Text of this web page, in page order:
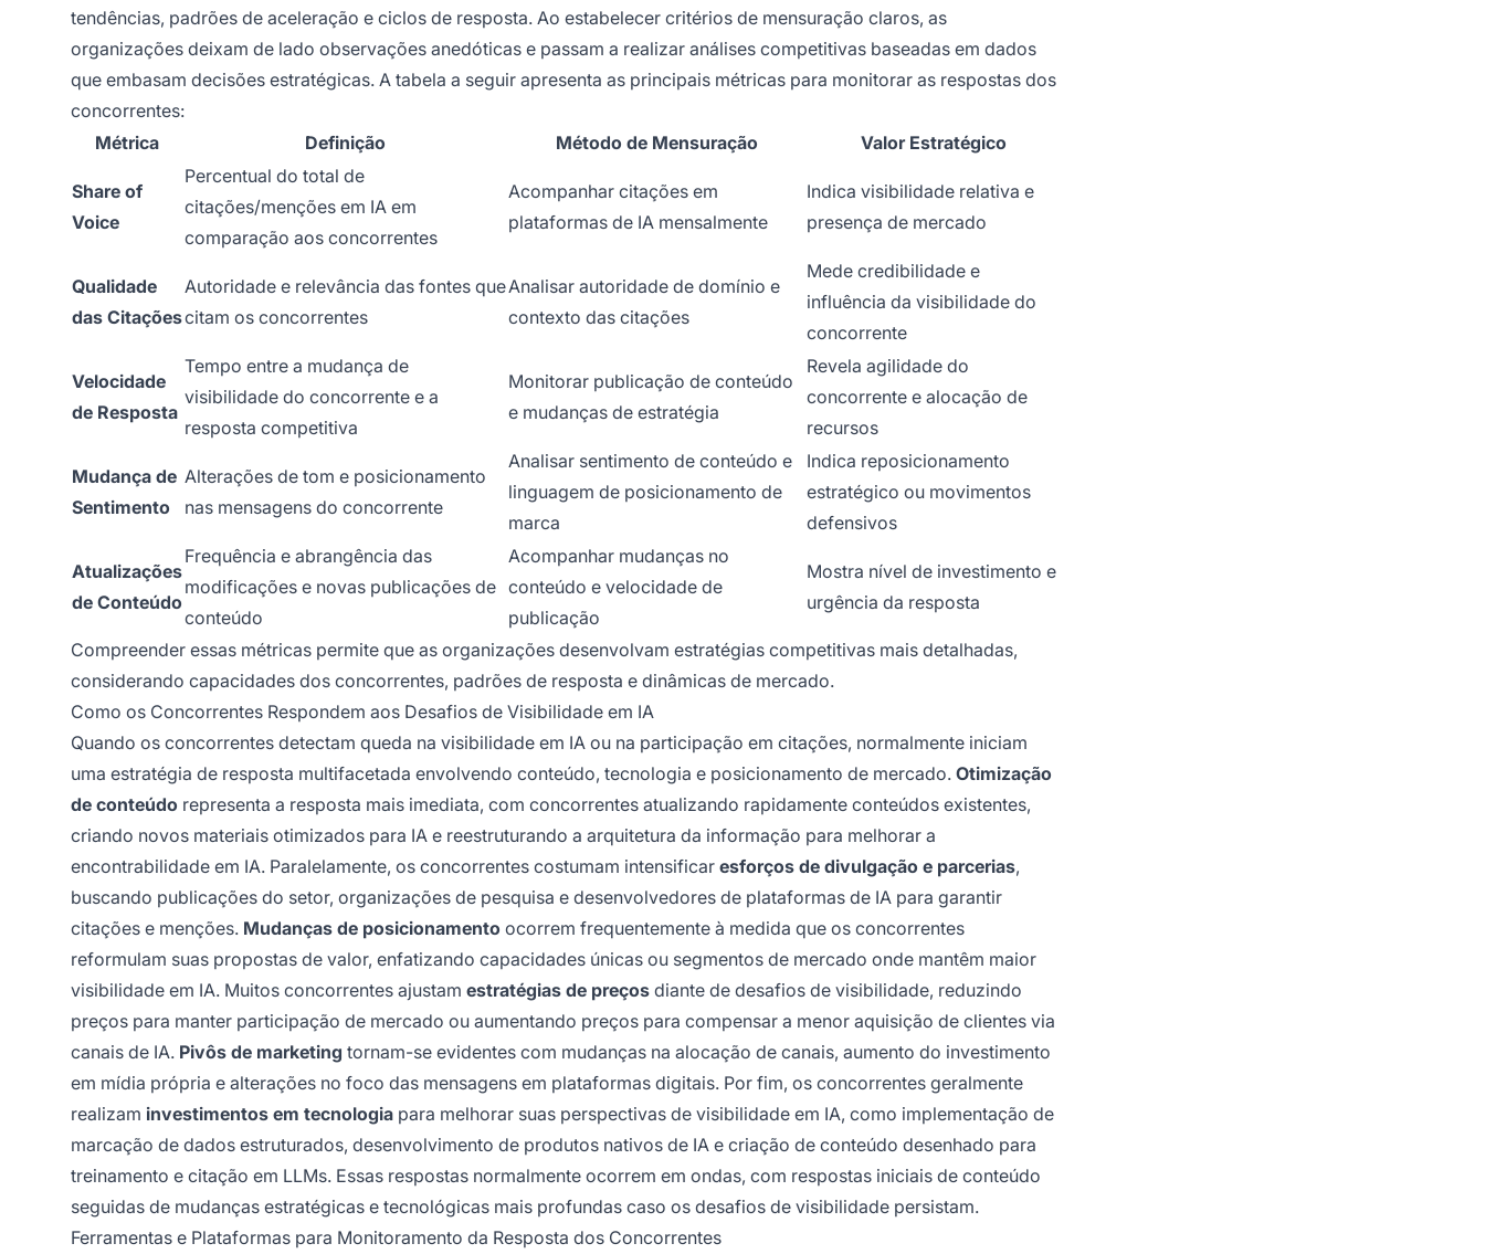
tendências, padrões de aceleração e ciclos de resposta. Ao estabelecer critérios de mensuração claros, as
organizações deixam de lado observações anedóticas e passam a realizar análises competitivas baseadas em dados
que embasam decisões estratégicas. A tabela a seguir apresenta as principais métricas para monitorar as respostas dos
concorrentes:
Métrica
Definição Método de Mensuração Valor Estratégico
Share of
Voice
Percentual do total de
citações/menções em IA em
comparação aos concorrentes
Acompanhar citações em
plataformas de IA mensalmente
Indica visibilidade relativa e
presença de mercado
Qualidade
das Citações
Autoridade e relevância das fontes que
citam os concorrentes
Analisar autoridade de domínio e
contexto das citações
Mede credibilidade e
influência da visibilidade do
concorrente
Velocidade
de Resposta
Tempo entre a mudança de
visibilidade do concorrente e a
resposta competitiva
Monitorar publicação de conteúdo
e mudanças de estratégia
Revela agilidade do
concorrente e alocação de
recursos
Mudança de
Sentimento
Alterações de tom e posicionamento
nas mensagens do concorrente
Analisar sentimento de conteúdo e
linguagem de posicionamento de
marca
Indica reposicionamento
estratégico ou movimentos
defensivos
Atualizações
de Conteúdo
Frequência e abrangência das
modificações e novas publicações de
conteúdo
Acompanhar mudanças no
conteúdo e velocidade de
publicação
Mostra nível de investimento e
urgência da resposta
Compreender essas métricas permite que as organizações desenvolvam estratégias competitivas mais detalhadas,
considerando capacidades dos concorrentes, padrões de resposta e dinâmicas de mercado.
Como os Concorrentes Respondem aos Desafios de Visibilidade em IA
Quando os concorrentes detectam queda na visibilidade em IA ou na participação em citações, normalmente iniciam
uma estratégia de resposta multifacetada envolvendo conteúdo, tecnologia e posicionamento de mercado. Otimização
de conteúdo representa a resposta mais imediata, com concorrentes atualizando rapidamente conteúdos existentes,
criando novos materiais otimizados para IA e reestruturando a arquitetura da informação para melhorar a
encontrabilidade em IA. Paralelamente, os concorrentes costumam intensificar esforços de divulgação e parcerias,
buscando publicações do setor, organizações de pesquisa e desenvolvedores de plataformas de IA para garantir
citações e menções. Mudanças de posicionamento ocorrem frequentemente à medida que os concorrentes
reformulam suas propostas de valor, enfatizando capacidades únicas ou segmentos de mercado onde mantêm maior
visibilidade em IA. Muitos concorrentes ajustam estratégias de preços diante de desafios de visibilidade, reduzindo
preços para manter participação de mercado ou aumentando preços para compensar a menor aquisição de clientes via
canais de IA. Pivôs de marketing tornam-se evidentes com mudanças na alocação de canais, aumento do investimento
em mídia própria e alterações no foco das mensagens em plataformas digitais. Por fim, os concorrentes geralmente
realizam investimentos em tecnologia para melhorar suas perspectivas de visibilidade em IA, como implementação de
marcação de dados estruturados, desenvolvimento de produtos nativos de IA e criação de conteúdo desenhado para
treinamento e citação em LLMs. Essas respostas normalmente ocorrem em ondas, com respostas iniciais de conteúdo
seguidas de mudanças estratégicas e tecnológicas mais profundas caso os desafios de visibilidade persistam.
Ferramentas e Plataformas para Monitoramento da Resposta dos Concorrentes